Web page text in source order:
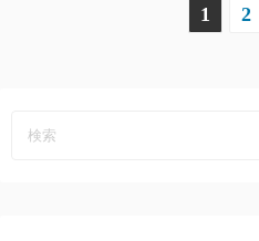
ペ
1 2